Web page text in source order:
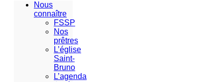
Nous
connaître
FSSP
Nos
prêtres
L’église
Saint-
Bruno
L’agenda